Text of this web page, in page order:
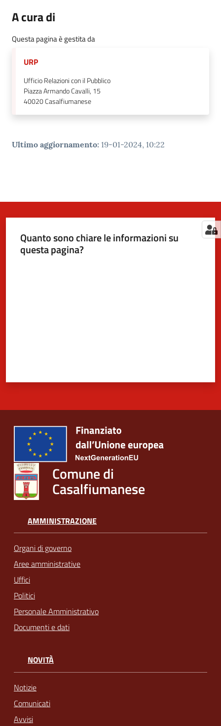
A cura di
Questa pagina è gestita da
URP
Ufficio Relazioni con il Pubblico
Piazza Armando Cavalli, 15
40020Casalfiumanese
Ultimo aggiornamento: 19-01-2024, 10:22
Quanto sono chiare le informazioni su
questa pagina?
Comune di
Casalfiumanese
AMMINISTRAZIONE
Organi di governo
Aree amministrative
Uffici
Politici
Personale Amministrativo
Documenti e dati
NOVITÀ
Notizie
Comunicati
Avvisi